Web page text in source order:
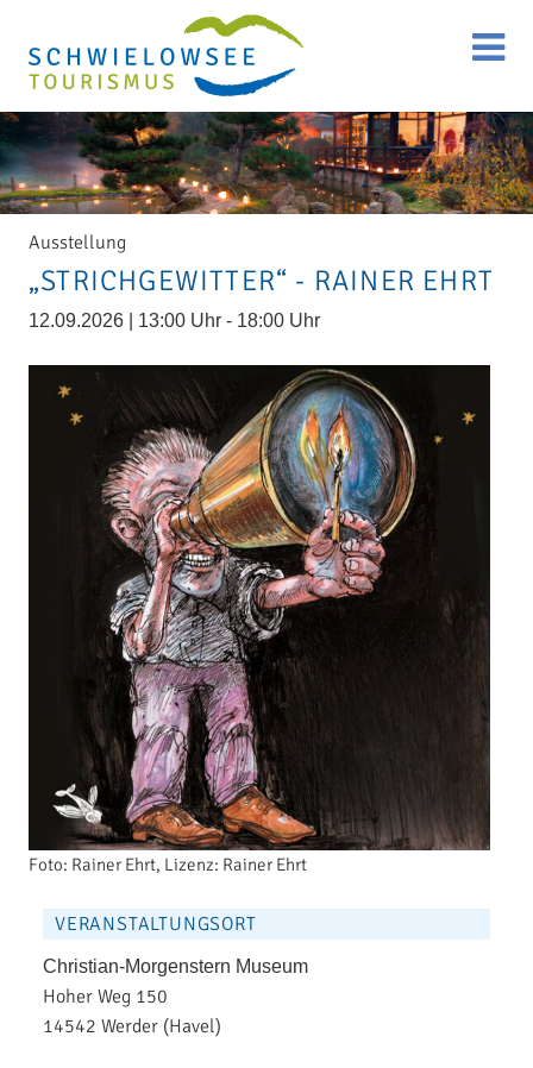
Ausstellung
„STRICHGEWITTER“ - RAINER EHRT
12.09.2026 | 13:00 Uhr - 18:00 Uhr
Foto: Rainer Ehrt, Lizenz: Rainer Ehrt
VERANSTALTUNGSORT
Christian-Morgenstern Museum
Hoher Weg 150
14542 Werder (Havel)